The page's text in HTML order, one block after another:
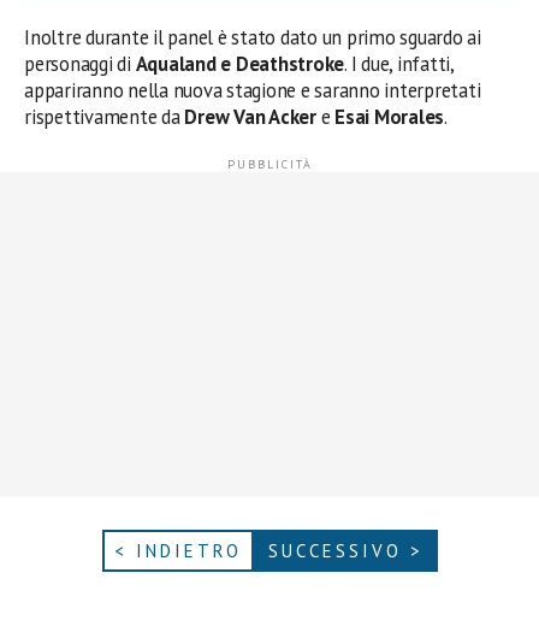
Inoltre durante il panel è stato dato un primo sguardo ai
personaggi di Aqualand e Deathstroke. I due, infatti,
appariranno nella nuova stagione e saranno interpretati
rispettivamente daDrew Van Ackere Esai Morales.
< INDIETRO SUCCESSIVO >